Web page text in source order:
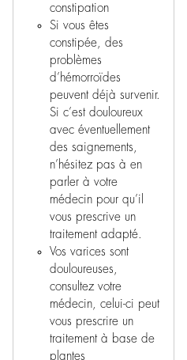
constipation
Si vous êtes
constipée, des
problèmes
d’hémorroïdes
peuvent déjà survenir.
Si c’est douloureux
avec éventuellement
des saignements,
n’hésitez pas à en
parler à votre
médecin pour qu’il
vous prescrive un
traitement adapté.
Vos varices sont
douloureuses,
consultez votre
médecin, celui-ci peut
vous prescrire un
traitement à base de
plantes